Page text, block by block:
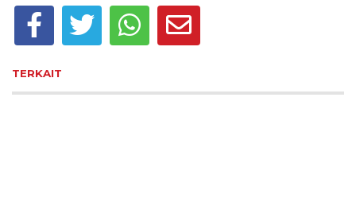
TERKAIT